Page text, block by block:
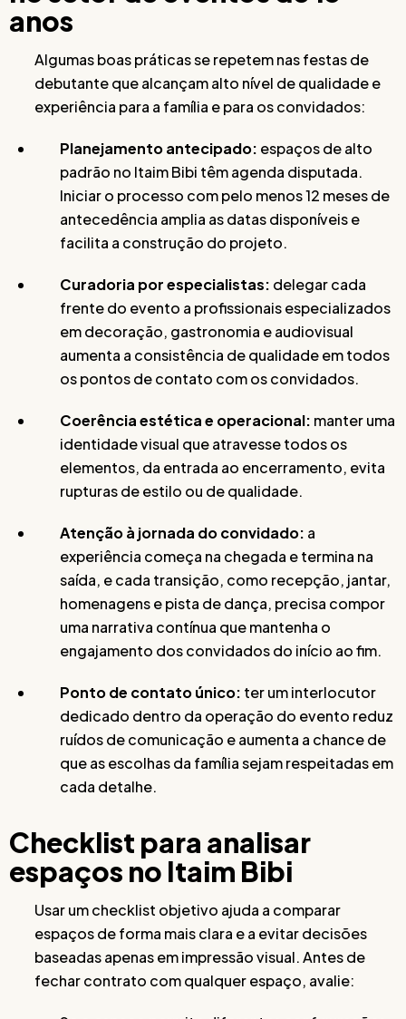
anos
Algumas boas práticas se repetem nas festas de
debutante que alcançam alto nível de qualidade e
experiência para a família e para os convidados:
Planejamento antecipado: espaços de alto
padrão no Itaim Bibi têm agenda disputada.
Iniciar o processo com pelo menos 12 meses de
antecedência amplia as datas disponíveis e
facilita a construção do projeto.
Curadoria por especialistas: delegar cada
frente do evento a profissionais especializados
em decoração, gastronomia e audiovisual
aumenta a consistência de qualidade em todos
os pontos de contato com os convidados.
Coerência estética e operacional: manter uma
identidade visual que atravesse todos os
elementos, da entrada ao encerramento, evita
rupturas de estilo ou de qualidade.
Atenção à jornada do convidado: a
experiência começa na chegada e termina na
saída, e cada transição, como recepção, jantar,
homenagens e pista de dança, precisa compor
uma narrativa contínua que mantenha o
engajamento dos convidados do início ao fim.
Ponto de contato único: ter um interlocutor
dedicado dentro da operação do evento reduz
ruídos de comunicação e aumenta a chance de
que as escolhas da família sejam respeitadas em
cada detalhe.
Checklist para analisar
espaços no Itaim Bibi
Usar um checklist objetivo ajuda a comparar
espaços de forma mais clara e a evitar decisões
baseadas apenas em impressão visual. Antes de
fechar contrato com qualquer espaço, avalie: